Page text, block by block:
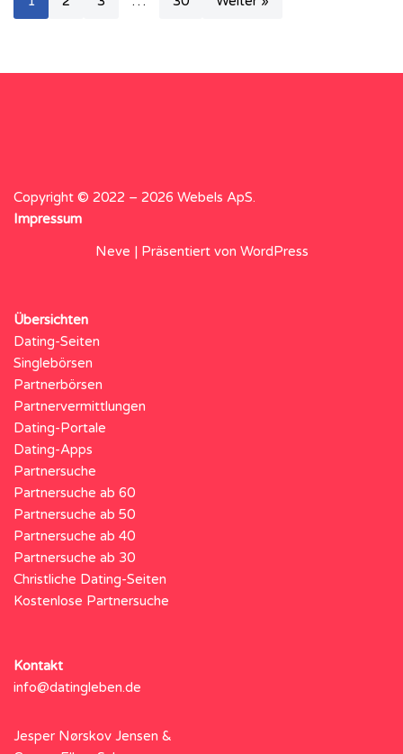
Copyright © 2022 – 2026 Webels ApS.
Impressum
Neve | Präsentiert von WordPress
Übersichten
Dating-Seiten
Singlebörsen
Partnerbörsen
Partnervermittlungen
Dating-Portale
Dating-Apps
Partnersuche
Partnersuche ab 60
Partnersuche ab 50
Partnersuche ab 40
Partnersuche ab 30
Christliche Dating-Seiten
Kostenlose Partnersuche
Kontakt
info@datingleben.de
Jesper Nørskov Jensen &